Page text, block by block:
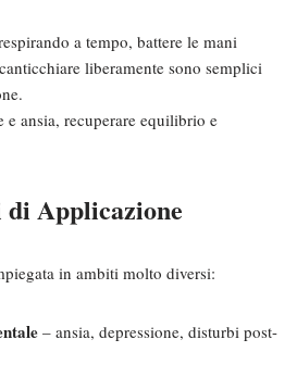
a tempo, battere le mani
liberamente sono semplici
e ansia, recuperare equilibrio e
Applicazione
in ambiti molto diversi:
– ansia, depressione, disturbi post-